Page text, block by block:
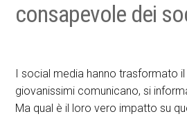
consapevole dei
I social media hanno trasformato
giovanissimi comunicano, si
Ma qual è il loro vero impatto su